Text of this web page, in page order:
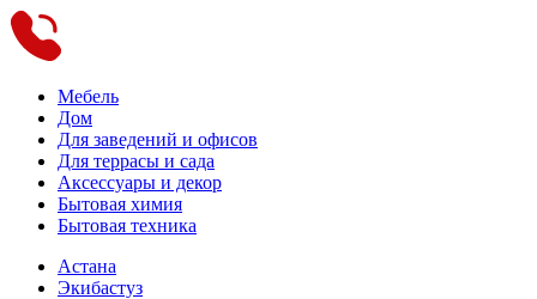
Мебель
Дом
Для заведений и офисов
Для террасы и сада
Аксессуары и декор
Бытовая химия
Бытовая техника
Астана
Экибастуз